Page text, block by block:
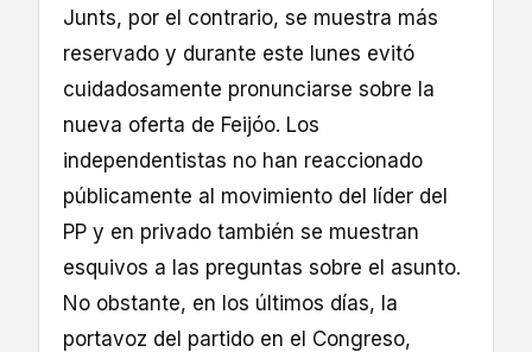
Junts, por el contrario, se muestra más
reservado y durante este lunes evitó
cuidadosamente pronunciarse sobre la
nueva oferta de Feijóo. Los
independentistas no han reaccionado
públicamente al movimiento del líder del
PP y en privado también se muestran
esquivos a las preguntas sobre el asunto.
No obstante, en los últimos días, la
portavoz del partido en el Congreso,